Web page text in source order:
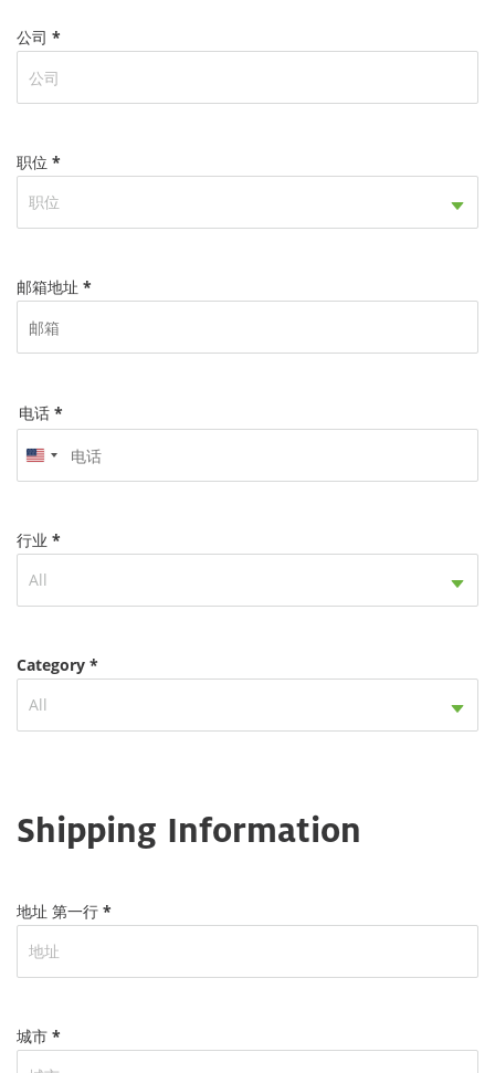
公司 *
职位 *
职位
邮箱地址 *
电话 *
United
States
行业 *
All
Category *
All
Shipping Information
地址 第一行 *
城市 *